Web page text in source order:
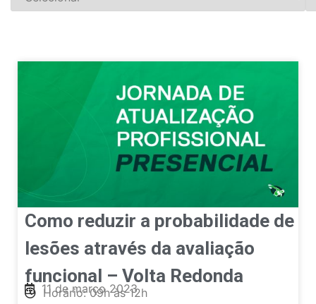
Como reduzir a probabilidade de
lesões através da avaliação
funcional – Volta Redonda
11 de março 2023
Horário: 09h às 12h